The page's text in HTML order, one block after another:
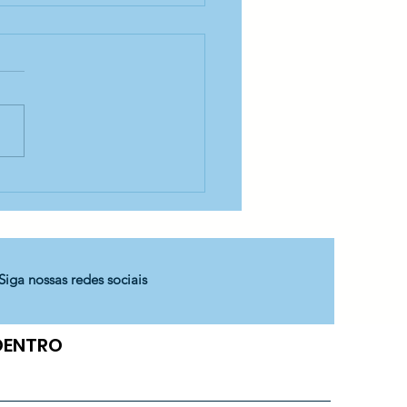
alimentos! -
Difrancia
Siga nossas redes sociais